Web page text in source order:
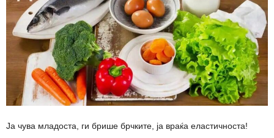
Ја чува младоста, ги брише брчките, ја враќа еластичноста!